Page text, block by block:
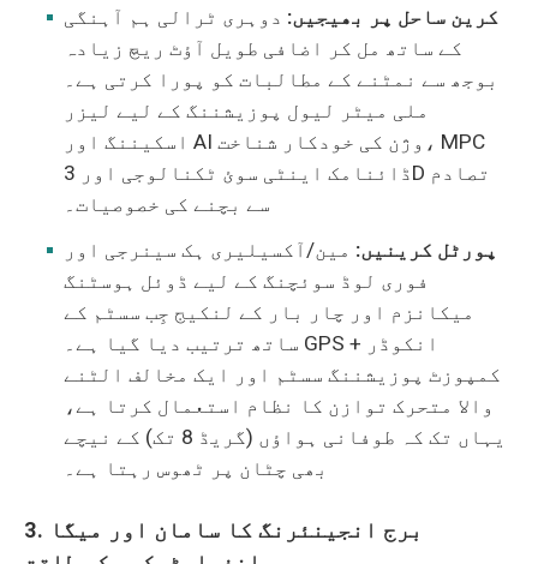
کرین ساحل پر بھیجیں: دوہری ٹرالی ہم آہنگی
کے ساتھ مل کر اضافی طویل آؤٹ ریچ زیادہ
بوجھ سے نمٹنے کے مطالبات کو پورا کرتی ہے۔
ملی میٹر لیول پوزیشننگ کے لیے لیزر
اسکیننگ اور AI وژن کی خودکار شناخت، MPC
ڈائنامک اینٹی سوئ ٹکنالوجی اور 3D تصادم
سے بچنے کی خصوصیات۔
پورٹل کرینیں: مین/آکسیلیری ہک سینرجی اور
فوری لوڈ سوئچنگ کے لیے ڈوئل ہوسٹنگ
میکانزم اور چار بار کے لنکیج جِب سسٹم کے
ساتھ ترتیب دیا گیا ہے۔ GPS + انکوڈر
کمپوزٹ پوزیشننگ سسٹم اور ایک مخالف الٹنے
والا متحرک توازن کا نظام استعمال کرتا ہے،
یہاں تک کہ طوفانی ہواؤں (گریڈ 8 تک) کے نیچے
بھی چٹان پر ٹھوس رہتا ہے۔
3. برج انجینئرنگ کا سامان اور میگا